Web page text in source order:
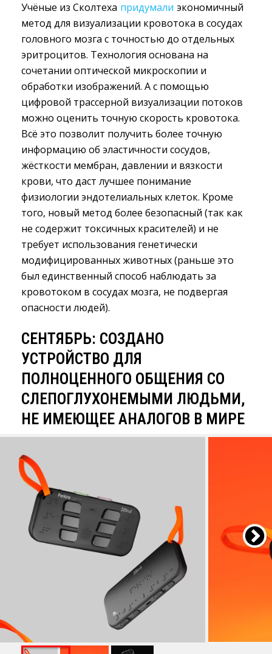
Учёные из Сколтеха придумали экономичный
метод для визуализации кровотока в сосудах
головного мозга с точностью до отдельных
эритроцитов. Технология основана на
сочетании оптической микроскопии и
обработки изображений. А с помощью
цифровой трассерной визуализации потоков
можно оценить точную скорость кровотока.
Всё это позволит получить более точную
информацию об эластичности сосудов,
жёсткости мембран, давлении и вязкости
крови, что даст лучшее понимание
физиологии эндотелиальных клеток. Кроме
того, новый метод более безопасный (так как
не содержит токсичных красителей) и не
требует использования генетически
модифицированных животных (раньше это
был единственный способ наблюдать за
кровотоком в сосудах мозга, не подвергая
опасности людей).
СЕНТЯБРЬ: СОЗДАНО
УСТРОЙСТВО ДЛЯ
ПОЛНОЦЕННОГО ОБЩЕНИЯ СО
СЛЕПОГЛУХОНЕМЫМИ ЛЮДЬМИ,
НЕ ИМЕЮЩЕЕ АНАЛОГОВ В МИРЕ